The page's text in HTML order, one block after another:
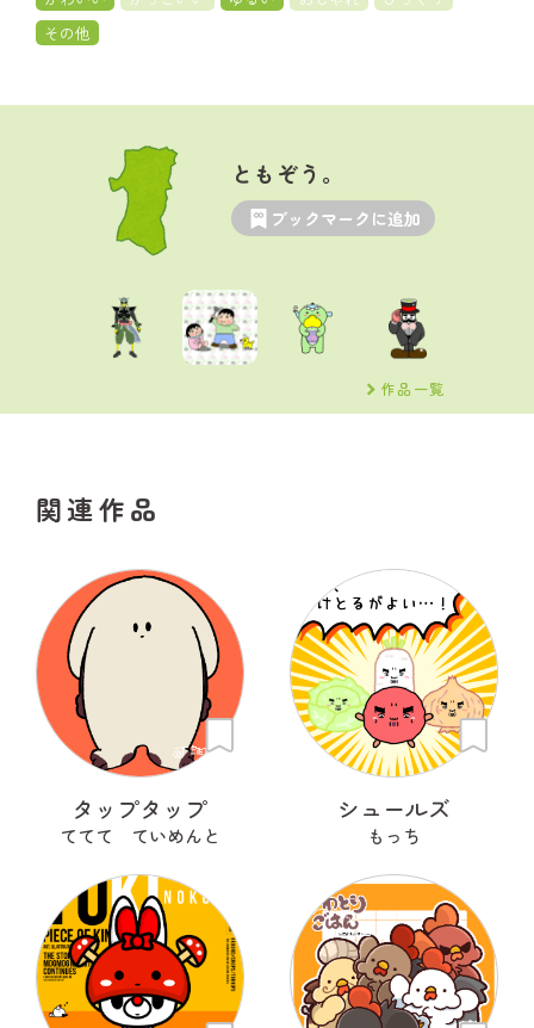
その他
ともぞう。
ブックマークに追加
作品一覧
関連作品
タップタップ
ててて ていめんと
シュールズ
もっち